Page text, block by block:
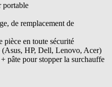
portable
de remplacement de
en toute sécurité
(Asus, HP, Dell, Lenovo, Acer)
pâte pour stopper la surchauffe